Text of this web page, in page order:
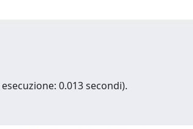
0.013 secondi).